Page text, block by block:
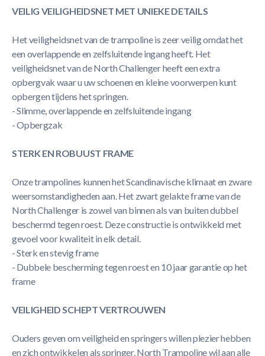
VEILIG VEILIGHEIDSNET MET UNIEKE DETAILS
Het veiligheidsnet van de trampoline is zeer veilig omdat het
een overlappende en zelfsluitende ingang heeft. Het
veiligheidsnet van de North Challenger heeft een extra
opbergvak waar u uw schoenen en kleine voorwerpen kunt
opbergen tijdens het springen.
- Slimme, overlappende en zelfsluitende ingang
- Opbergzak
STERK EN ROBUUST FRAME
Onze trampolines kunnen het Scandinavische klimaat en zware
weersomstandigheden aan. Het zwart gelakte frame van de
North Challenger is zowel van binnen als van buiten dubbel
beschermd tegen roest. Deze constructie is ontwikkeld met
gevoel voor kwaliteit in elk detail.
- Sterk en stevig frame
- Dubbele bescherming tegen roest en 10 jaar garantie op het
frame
VEILIGHEID SCHEPT VERTROUWEN
Ouders geven om veiligheid en springers willen plezier hebben
en zich ontwikkelen als springer. North Trampoline wil aan alle